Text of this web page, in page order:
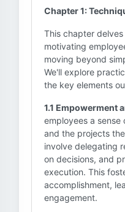
Chapter 1:
This chapter
motivating
moving beyond
We'll explore
the key elements
1.1 Empowerment
employees a sense
and the projects
involve delegating
on decisions, and
execution. This
accomplishment,
engagement.